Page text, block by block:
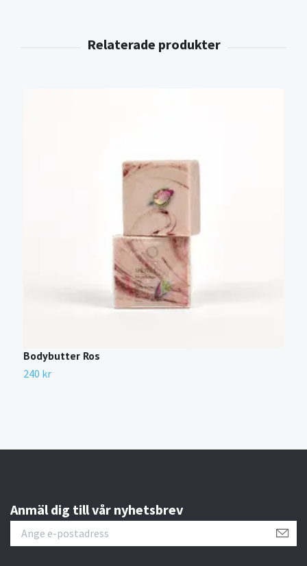
Bodybutter Ros
240 kr
Anmäl dig till vår nyhetsbrev